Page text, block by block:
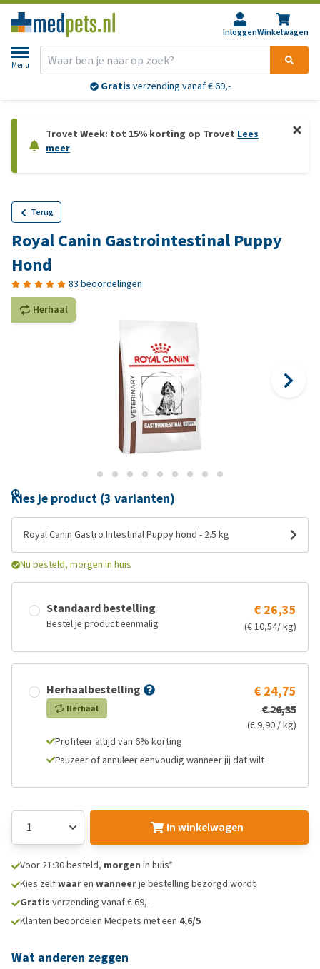
InloggenWinkelwagen
Menu
Gratis verzending vanaf € 69,-
Trovet Week: tot 15% korting op Trovet Lees
meer
Terug
Royal Canin Gastrointestinal Puppy
Hond
83 beoordelingen
Herhaal
Kies je product (3 varianten)
Royal Canin Gastro Intestinal Puppy hond - 2.5 kg
Nu besteld, morgen in huis
Standaard bestelling
Bestel je product eenmalig
€ 26,35
(€ 10,54/ kg)
Herhaalbestelling
Herhaal
€ 24,75
€ 26,35
(€ 9,90 / kg)
Profiteer altijd van 6% korting
Pauzeer of annuleer eenvoudig wanneer jij dat wilt
In winkelwagen
Voor 21:30 besteld, morgen in huis*
Kies zelfwaaren wanneerje bestelling bezorgd wordt
Gratis verzending vanaf € 69,-
Klanten beoordelen Medpets met een 4,6/5
Wat anderen zeggen